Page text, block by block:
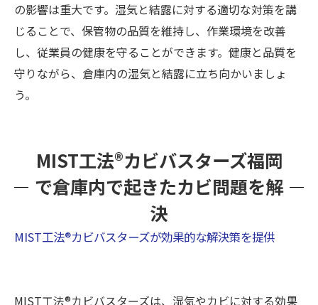
の影響は重大です。湿気と結露に対する適切な対策を講
じることで、保管物の品質を維持し、作業環境を改善
し、従業員の健康を守ることができます。健康と品質を
守りながら、倉庫内の湿気と結露に立ち向かいましょ
う。
MIST工法®カビバスターズ福岡
で倉庫内で起きたカビ問題を解
決
MIST工法®カビバスターズが効果的な解決策を提供
MIST工法®カビバスターズは、湿気やカビに対する効果